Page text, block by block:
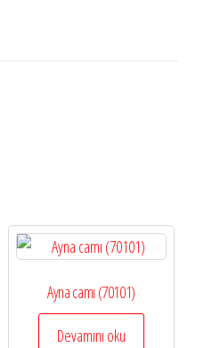
Ayna camı (70101)
Devamını oku